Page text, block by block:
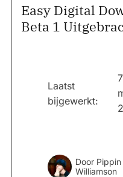
Easy Digital
Beta 1
Laatst
bijgewerkt:
7
Door Pippin
Williamson